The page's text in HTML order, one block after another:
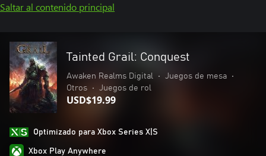
Saltar al contenido principal
Tainted Grail: Conquest
Awaken Realms Digital • Juegos de mesa
•
Otros
• Juegos de rol
USD$19.99
Optimizado para Xbox Series X|S
Xbox Play Anywhere